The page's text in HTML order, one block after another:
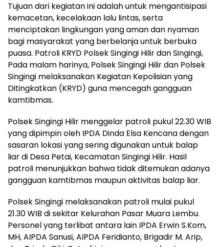
Tujuan dari kegiatan ini adalah untuk mengantisipasi
kemacetan, kecelakaan lalu lintas, serta
menciptakan lingkungan yang aman dan nyaman
bagi masyarakat yang berbelanja untuk berbuka
puasa. Patroli KRYD Polsek Singingi Hilir dan Singingi,
Pada malam harinya, Polsek Singingi Hilir dan Polsek
Singingi melaksanakan Kegiatan Kepolisian yang
Ditingkatkan (KRYD) guna mencegah gangguan
kamtibmas.
Polsek Singingi Hilir menggelar patroli pukul 22.30 WIB
yang dipimpin oleh IPDA Dinda Elsa Kencana dengan
sasaran lokasi yang sering digunakan untuk balap
liar di Desa Petai, Kecamatan Singingi Hilir. Hasil
patroli menunjukkan bahwa tidak ditemukan adanya
gangguan kamtibmas maupun aktivitas balap liar.
Polsek Singingi melaksanakan patroli mulai pukul
21.30 WIB di sekitar Kelurahan Pasar Muara Lembu.
Personel yang terlibat antara lain IPDA Erwin S.Kom,
MH, AIPDA Sanusi, AIPDA Feridianto, Brigadir M. Arip,